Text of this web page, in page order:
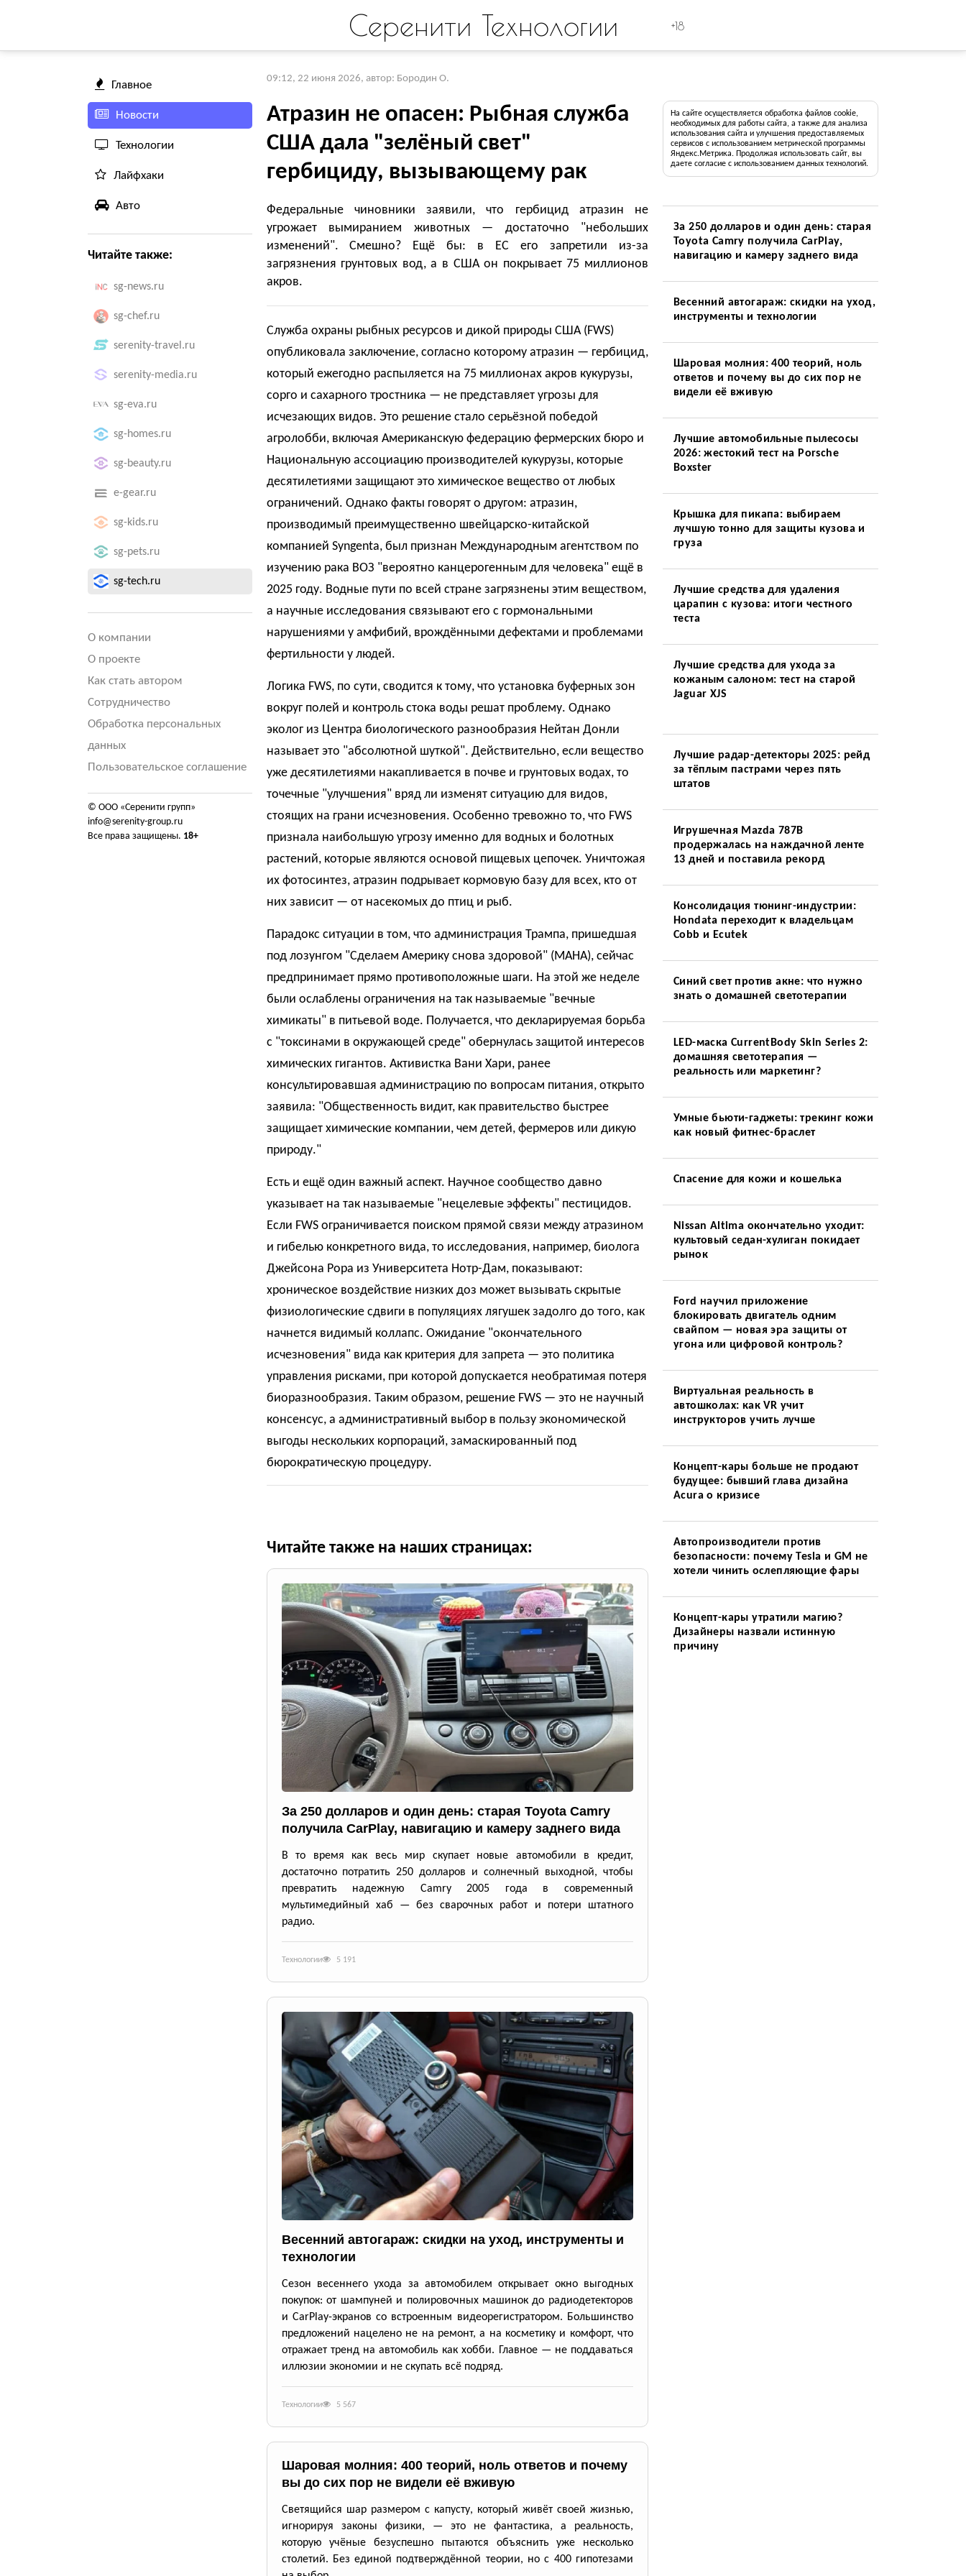
Серенити Технологии +18
Главное
Новости
Технологии
Лайфхаки
Авто
Читайте также:
sg-news.ru
sg-chef.ru
serenity-travel.ru
serenity-media.ru
sg-eva.ru
sg-homes.ru
sg-beauty.ru
e-gear.ru
sg-kids.ru
sg-pets.ru
sg-tech.ru
О компании
О проекте
Как стать автором
Сотрудничество
Обработка персональных
данных
Пользовательское соглашение
© ООО «Серенити групп»
info@serenity-group.ru
Все права защищены. 18+
09:12, 22 июня 2026, автор: Бородин О.
Атразин не опасен: Рыбная служба
США дала "зелёный свет"
гербициду, вызывающему рак
Федеральные чиновники заявили, что гербицид атразин не
угрожает вымиранием животных — достаточно "небольших
изменений". Смешно? Ещё бы: в ЕС его запретили из-за
загрязнения грунтовых вод, а в США он покрывает 75 миллионов
акров.
Служба охраны рыбных ресурсов и дикой природы США (FWS)
опубликовала заключение, согласно которому атразин — гербицид,
который ежегодно распыляется на 75 миллионах акров кукурузы,
сорго и сахарного тростника — не представляет угрозы для
исчезающих видов. Это решение стало серьёзной победой
агролобби, включая Американскую федерацию фермерских бюро и
Национальную ассоциацию производителей кукурузы, которые
десятилетиями защищают это химическое вещество от любых
ограничений. Однако факты говорят о другом: атразин,
производимый преимущественно швейцарско-китайской
компанией Syngenta, был признан Международным агентством по
изучению рака ВОЗ "вероятно канцерогенным для человека" ещё в
2025 году. Водные пути по всей стране загрязнены этим веществом,
а научные исследования связывают его с гормональными
нарушениями у амфибий, врождёнными дефектами и проблемами
фертильности у людей.
Логика FWS, по сути, сводится к тому, что установка буферных зон
вокруг полей и контроль стока воды решат проблему. Однако
эколог из Центра биологического разнообразия Нейтан Донли
называет это "абсолютной шуткой". Действительно, если вещество
уже десятилетиями накапливается в почве и грунтовых водах, то
точечные "улучшения" вряд ли изменят ситуацию для видов,
стоящих на грани исчезновения. Особенно тревожно то, что FWS
признала наибольшую угрозу именно для водных и болотных
растений, которые являются основой пищевых цепочек. Уничтожая
их фотосинтез, атразин подрывает кормовую базу для всех, кто от
них зависит — от насекомых до птиц и рыб.
Парадокс ситуации в том, что администрация Трампа, пришедшая
под лозунгом "Сделаем Америку снова здоровой" (MAHA), сейчас
предпринимает прямо противоположные шаги. На этой же неделе
были ослаблены ограничения на так называемые "вечные
химикаты" в питьевой воде. Получается, что декларируемая борьба
с "токсинами в окружающей среде" обернулась защитой интересов
химических гигантов. Активистка Вани Хари, ранее
консультировавшая администрацию по вопросам питания, открыто
заявила: "Общественность видит, как правительство быстрее
защищает химические компании, чем детей, фермеров или дикую
природу."
Есть и ещё один важный аспект. Научное сообщество давно
указывает на так называемые "нецелевые эффекты" пестицидов.
Если FWS ограничивается поиском прямой связи между атразином
и гибелью конкретного вида, то исследования, например, биолога
Джейсона Рора из Университета Нотр-Дам, показывают:
хроническое воздействие низких доз может вызывать скрытые
физиологические сдвиги в популяциях лягушек задолго до того, как
начнется видимый коллапс. Ожидание "окончательного
исчезновения" вида как критерия для запрета — это политика
управления рисками, при которой допускается необратимая потеря
биоразнообразия. Таким образом, решение FWS — это не научный
консенсус, а административный выбор в пользу экономической
выгоды нескольких корпораций, замаскированный под
бюрократическую процедуру.
Читайте также на наших страницах:
За 250 долларов и один день: старая Toyota Camry
получила CarPlay, навигацию и камеру заднего вида
В то время как весь мир скупает новые автомобили в кредит,
достаточно потратить 250 долларов и солнечный выходной, чтобы
превратить надежную Camry 2005 года в современный
мультимедийный хаб — без сварочных работ и потери штатного
радио.
Технологии 5 191
Весенний автогараж: скидки на уход, инструменты и
технологии
Сезон весеннего ухода за автомобилем открывает окно выгодных
покупок: от шампуней и полировочных машинок до радиодетекторов
и CarPlay-экранов со встроенным видеорегистратором. Большинство
предложений нацелено не на ремонт, а на косметику и комфорт, что
отражает тренд на автомобиль как хобби. Главное — не поддаваться
иллюзии экономии и не скупать всё подряд.
Технологии 5 567
Шаровая молния: 400 теорий, ноль ответов и почему
вы до сих пор не видели её вживую
Светящийся шар размером с капусту, который живёт своей жизнью,
игнорируя законы физики, — это не фантастика, а реальность,
которую учёные безуспешно пытаются объяснить уже несколько
столетий. Без единой подтверждённой теории, но с 400 гипотезами
На сайте осуществляется обработка файлов cookie,
необходимых для работы сайта, а также для анализа
использования сайта и улучшения предоставляемых
сервисов с использованием метрической программы
Яндекс.Метрика. Продолжая использовать сайт, вы
даете согласие с использованием данных технологий.
За 250 долларов и один день: старая
Toyota Camry получила CarPlay,
навигацию и камеру заднего вида
Весенний автогараж: скидки на уход,
инструменты и технологии
Шаровая молния: 400 теорий, ноль
ответов и почему вы до сих пор не
видели её вживую
Лучшие автомобильные пылесосы
2026: жестокий тест на Porsche
Boxster
Крышка для пикапа: выбираем
лучшую тонно для защиты кузова и
груза
Лучшие средства для удаления
царапин с кузова: итоги честного
теста
Лучшие средства для ухода за
кожаным салоном: тест на старой
Jaguar XJS
Лучшие радар-детекторы 2025: рейд
за тёплым пастрами через пять
штатов
Игрушечная Mazda 787B
продержалась на наждачной ленте
13 дней и поставила рекорд
Консолидация тюнинг-индустрии:
Hondata переходит к владельцам
Cobb и Ecutek
Синий свет против акне: что нужно
знать о домашней светотерапии
LED-маска CurrentBody Skin Series 2:
домашняя светотерапия —
реальность или маркетинг?
Умные бьюти-гаджеты: трекинг кожи
как новый фитнес-браслет
Спасение для кожи и кошелька
Nissan Altima окончательно уходит:
культовый седан-хулиган покидает
рынок
Ford научил приложение
блокировать двигатель одним
свайпом — новая эра защиты от
угона или цифровой контроль?
Виртуальная реальность в
автошколах: как VR учит
инструкторов учить лучше
Концепт-кары больше не продают
будущее: бывший глава дизайна
Acura о кризисе
Автопроизводители против
безопасности: почему Tesla и GM не
хотели чинить ослепляющие фары
Концепт-кары утратили магию?
Дизайнеры назвали истинную
причину